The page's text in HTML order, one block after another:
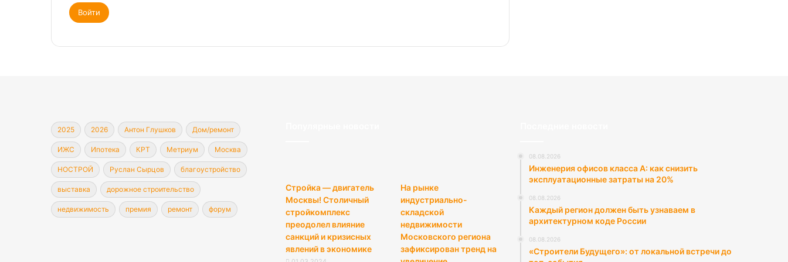
Войти
2025 2026 Антон Глушков Дом/ремонт
ИЖС Ипотека КРТ Метриум Москва
НОСТРОЙ Руслан Сырцов благоустройство
выставка дорожное строительство
недвижимость премия ремонт форум
Стройка — двигатель
Москвы! Столичный
стройкомплекс
преодолел влияние
санкций и кризисных
явлений в экономике
На рынке
индустриально-
складской
недвижимости
Московского региона
зафиксирован тренд на
08.08.2026
Инженерия офисов класса А: как снизить
эксплуатационные затраты на 20%
08.08.2026
Каждый регион должен быть узнаваем в
архитектурном коде России
08.08.2026
«Строители Будущего»: от локальной встречи до